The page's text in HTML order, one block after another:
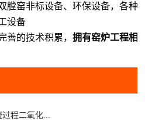
膛窑非标设备、环保设备，各种
设备
善的技术积累，拥有窑炉工程相
程二氧化...